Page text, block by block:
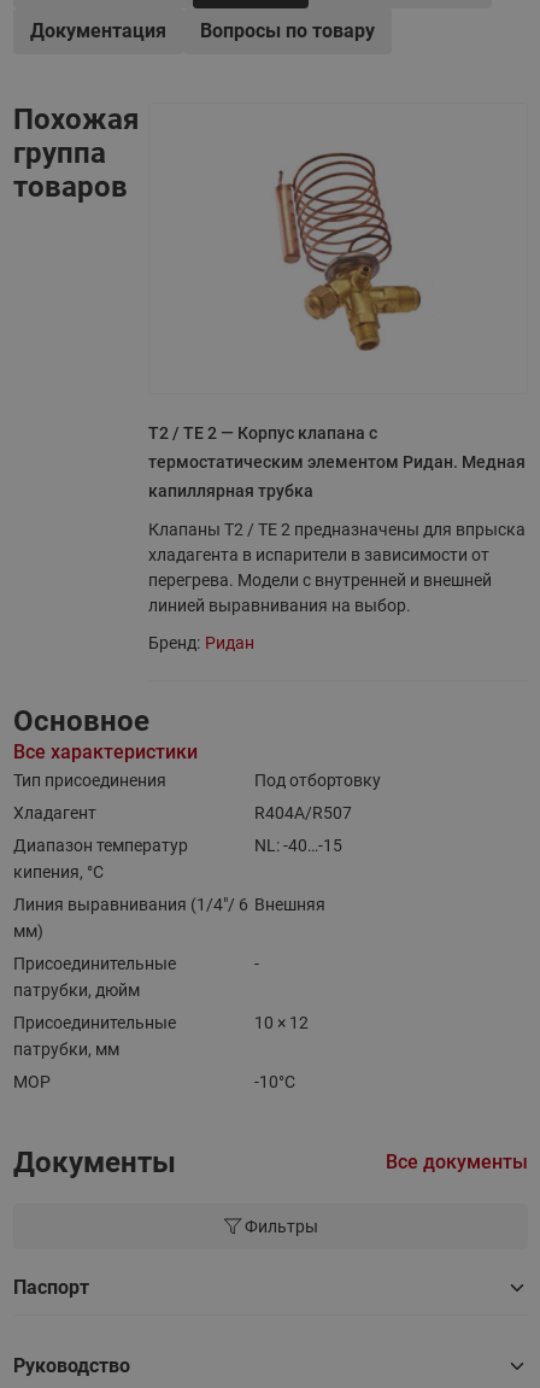
Документация
Вопросы по товару
Похожая
группа
товаров
T2 / TE 2 — Корпус клапана с
термостатическим элементом Ридан. Медная
капиллярная трубка
Клапаны T2 / TE 2 предназначены для впрыска
хладагента в испарители в зависимости от
перегрева. Модели с внутренней и внешней
линией выравнивания на выбор.
Бренд: Ридан
Основное
Все характеристики
Тип присоединения
Под отбортовку
Хладагент
R404A/R507
Диапазон температур
кипения, °C
NL: -40…-15
Линия выравнивания (1/4"/ 6
мм)
Внешняя
Присоединительные
патрубки, дюйм
-
Присоединительные
патрубки, мм
10 × 12
MOP -10°C
Документы Все документы
Фильтры
Паспорт
Руководство